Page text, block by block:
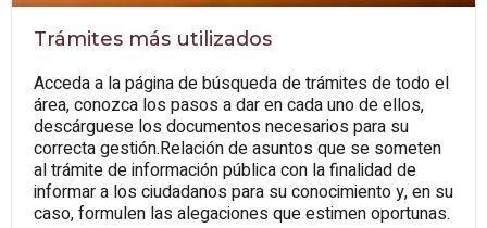
Trámites más utilizados
Acceda a la página de búsqueda de trámites de todo el
área, conozca los pasos a dar en cada uno de ellos,
descárguese los documentos necesarios para su
correcta gestión.Relación de asuntos que se someten
al trámite de información pública con la finalidad de
informar a los ciudadanos para su conocimiento y, en su
caso, formulen las alegaciones que estimen oportunas.